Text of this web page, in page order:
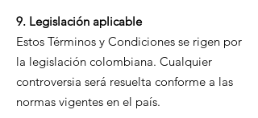
9. Legislación aplicable
Estos Términos y Condiciones se rigen por
la legislación colombiana. Cualquier
controversia será resuelta conforme a las
normas vigentes en el país.